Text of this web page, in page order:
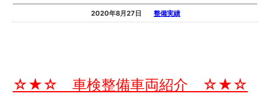
2020年8月27日 整備実績
☆★☆ 車検整備車両紹介 ☆★☆